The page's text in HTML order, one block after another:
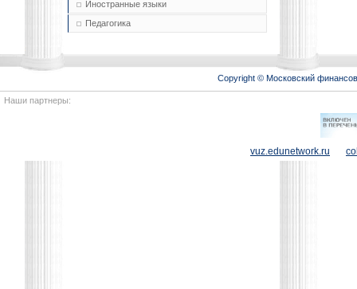
Иностранные языки
Педагогика
Copyright © Московский
Наши партнеры:
vuz.edunetwork.ru